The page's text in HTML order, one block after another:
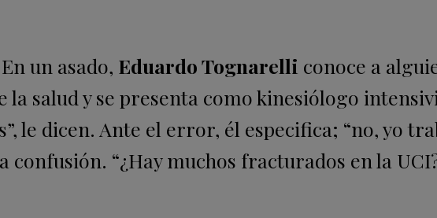
un asado, Eduardo Tognarelli conoce a
la salud y se presenta como kinesiólogo
le dicen. Ante el error, él especifica; “no, yo
confusión. “¿Hay muchos fracturados en la